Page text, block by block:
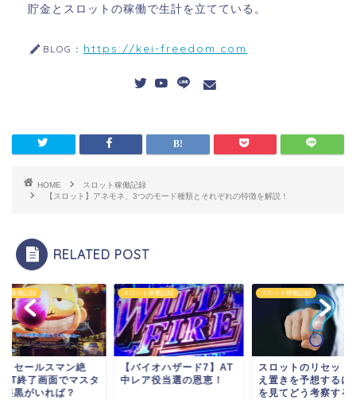
貯金とスロットの稼働で生計を立てている。
BLOG： https://kei-freedom.com
HOME
スロット稼働記録
【スロット】アネモネ、3つのモード種類とそれぞれの特徴を解説！
RELATED POST
ト稼働記録
うセールスマン絶
AT終了画面でマスタ
喪黒がいれば？
スロット稼働記録
【バイオハザード7】AT
中レア役当選の恩恵！
スロット稼働記録
スロットのリセット
え置きを予想するに
を見てどう考察する